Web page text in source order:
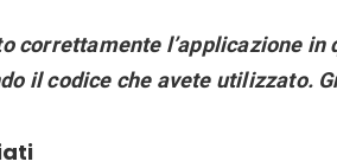
correttamente l’applicazione
il codice che avete utilizzato.